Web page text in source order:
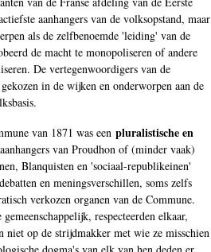
aanhangers van de volksopstand, maar
als de zelfbenoemde 'leiding' van de
de macht te monopoliseren of andere
De vertegenwoordigers van de
in de wijken en onderworpen aan de
van 1871 was een pluralistische en
van Proudhon of (minder vaak)
Blanquisten en 'sociaal-republikeinen'
en meningsverschillen, soms zelfs
verkozen organen van de Commune.
respecteerden elkaar,
op de strijdmakker met wie ze misschien